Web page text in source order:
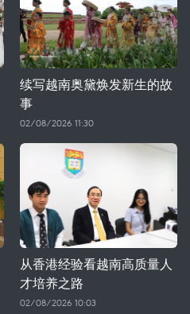
续写越南奥黛焕发新生的故
事
02/08/2026 11:30
从香港经验看越南高质量人
才培养之路
02/08/2026 10:03